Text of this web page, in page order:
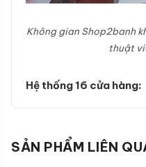
Không gian Shop2banh
thuật
Hệ thống 16 cửa hàng:
SẢN PHẨM LIÊN